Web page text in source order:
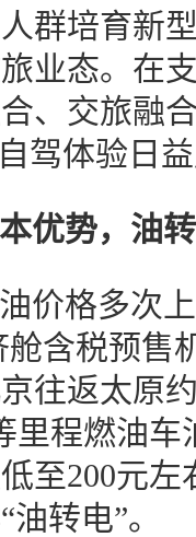
群培育新
业态。在
、交旅融
驾体验日
优势，油
价格多次
含税预售
往返太原
里程燃油
至200元
转电”。